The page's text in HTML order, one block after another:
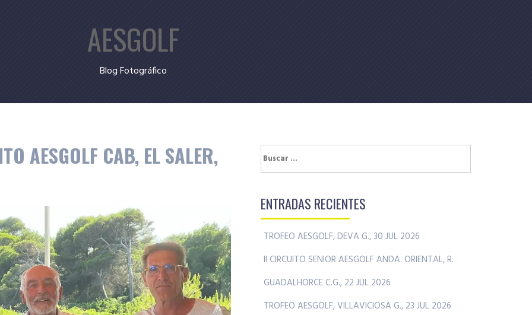
AESGOLF
Blog Fotográfico
AESGOLF CAB, EL SALER, Buscar:
ENTRADAS RECIENTES
TROFEO AESGOLF, DEVA G., 30 JUL 2026
II CIRCUITO SENIOR AESGOLF ANDA. ORIENTAL, R.
GUADALHORCE C.G., 22 JUL 2026
TROFEO AESGOLF, VILLAVICIOSA G., 23 JUL 2026